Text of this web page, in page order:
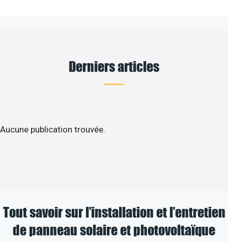
Derniers articles
Aucune publication trouvée.
Tout savoir sur l’installation et l’entretien
de panneau solaire et photovoltaïque